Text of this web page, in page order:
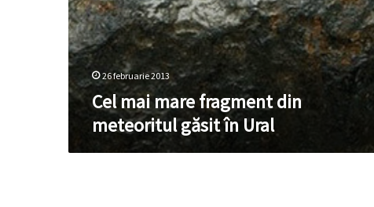
26 februarie 2013
Cel mai mare fragment din
meteoritul găsit în Ural